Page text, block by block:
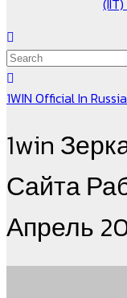
1WIN Official In Russia
1win
Сайта
Апрель